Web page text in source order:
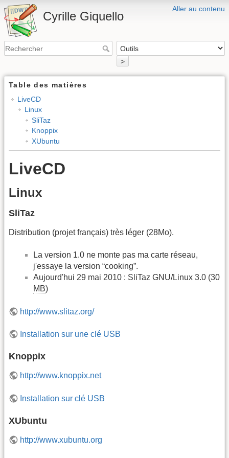
Aller au contenu
Cyrille Giquello
>
Table des matières
LiveCD
Linux
SliTaz
Knoppix
XUbuntu
LiveCD
Linux
SliTaz
Distribution (projet français) très léger (28Mo).
La version 1.0 ne monte pas ma carte réseau,
j'essaye la version “cooking”.
Aujourd'hui 29 mai 2010 : SliTaz GNU/Linux 3.0 (30
MB)
http://www.slitaz.org/
Installation sur une clé USB
Knoppix
http://www.knoppix.net
Installation sur clé USB
XUbuntu
http://www.xubuntu.org